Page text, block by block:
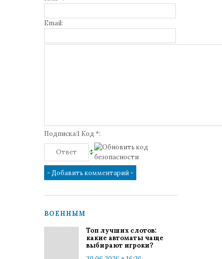
Email:
Подписка:1 Код *:
ВОЕННЫМ
Топ лучших слотов:
какие автоматы чаще
выбирают игроки?